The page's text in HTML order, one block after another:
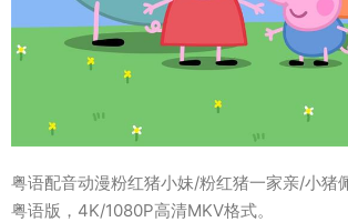
粤语配音动漫粉红猪小妹/粉红猪一家亲/小猪
粤语版，4K/1080P高清MKV格式。